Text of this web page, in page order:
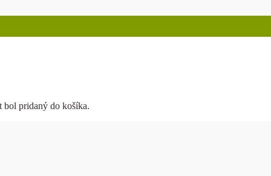
bol pridaný do košíka.